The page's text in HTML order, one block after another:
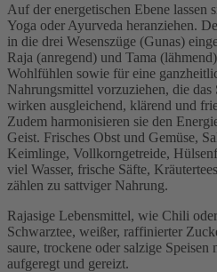
Auf der energetischen Ebene lassen
Yoga oder Ayurveda heranziehen.
in die drei Wesenszüge (Gunas)
Raja (anregend) und Tama
Wohlfühlen sowie für eine
Nahrungsmittel vorzuziehen, die das
wirken ausgleichend, klärend und
Zudem harmonisieren sie den
Geist. Frisches Obst und Gemüse,
Keimlinge, Vollkorngetreide,
viel Wasser, frische Säfte,
zählen zu sattviger Nahrung.
Rajasige Lebensmittel, wie Chili
Schwarztee, weißer, raffinierter
saure, trockene oder salzige Speisen
aufgeregt und gereizt.